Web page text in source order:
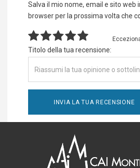
Salva il mio nome, email e sito web
browser per la prossima volta che
Titolo della tua recensione: